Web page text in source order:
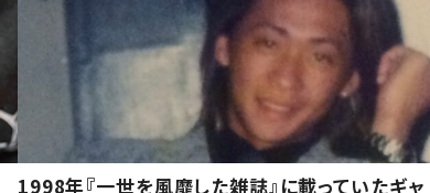
1998年『一世を風靡した雑誌』に載っていたギャ